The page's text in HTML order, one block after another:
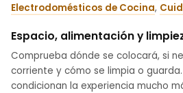
Electrodomésticos de Cocina,
Espacio, alimentación y
Comprueba dónde se colocará, si
corriente y cómo se limpia o
condicionan la experiencia mucho